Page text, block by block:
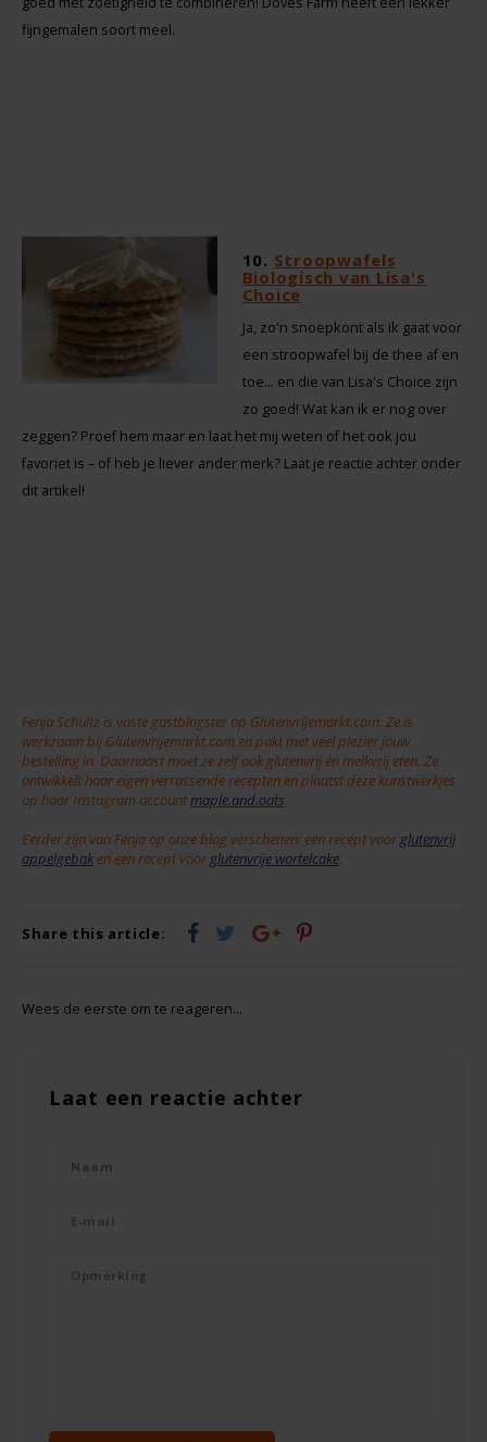
fijngemalen soort meel.
10. Stroopwafels
Biologisch van Lisa's
Choice
Ja, zo'n snoepkont als ik gaat voor
een stroopwafel bij de thee af en
toe... en die van Lisa's Choice zijn
zo goed! Wat kan ik er nog over
zeggen? Proef hem maar en laat het mij weten of het ook jou
favoriet is – of heb je liever ander merk? Laat je reactie achter onder
dit artikel!
Fenja Schultz is vaste gastblogster op Glutenvrijemarkt.com. Ze is
werkzaam bij Glutenvrijemarkt.com en pakt met veel plezier jouw
bestelling in. Daarnaast moet ze zelf ook glutenvrij én melkvrij eten. Ze
ontwikkelt haar eigen verrassende recepten en plaatst deze kunstwerkjes
op haar Instagram accountmaple.and.oats.
Eerder zijn van Fenja op onze blog verschenen: een recept voorglutenvrij
appelgebak en een recept voorglutenvrije wortelcake.
Share this article:
Wees de eerste om te reageren...
Laat een reactie achter